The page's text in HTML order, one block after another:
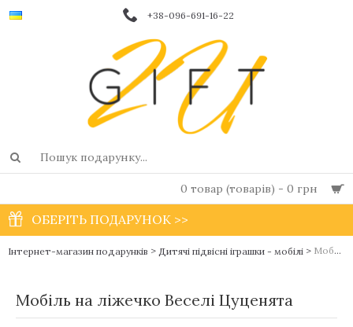
+38-096-691-16-22
0 товар (товарів) - 0 грн
ОБЕРІТЬ ПОДАРУНОК >>
Інтернет-магазин подарунків > Дитячі підвісні іграшки - мобілі > Мобіль на ліжечко Веселі Цуценята
Мобіль на ліжечко Веселі Цуценята